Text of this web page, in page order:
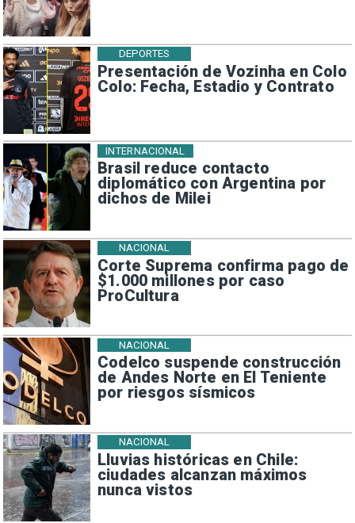
Presentación de Vozinha en Colo
Colo: Fecha, Estadio y Contrato
DEPORTES
Brasil reduce contacto
diplomático con Argentina por
dichos de Milei
INTERNACIONAL
Corte Suprema confirma pago de
$1.000 millones por caso
ProCultura
NACIONAL
Codelco suspende construcción
de Andes Norte en El Teniente
por riesgos sísmicos
NACIONAL
Lluvias históricas en Chile:
ciudades alcanzan máximos
nunca vistos
NACIONAL